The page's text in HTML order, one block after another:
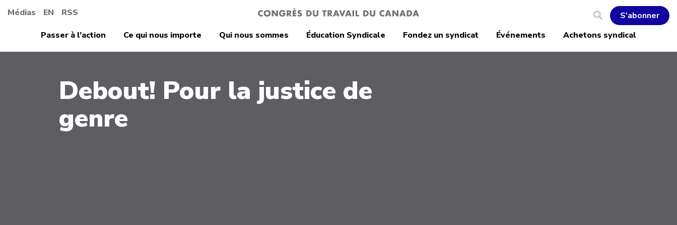
Médias EN RSS
S'abonner
Passer à l’action
Ce qui nous importe Qui nous sommes Éducation Syndicale Fondez un syndicat Événements Achetons syndical
Debout! Pour la justice de
genre